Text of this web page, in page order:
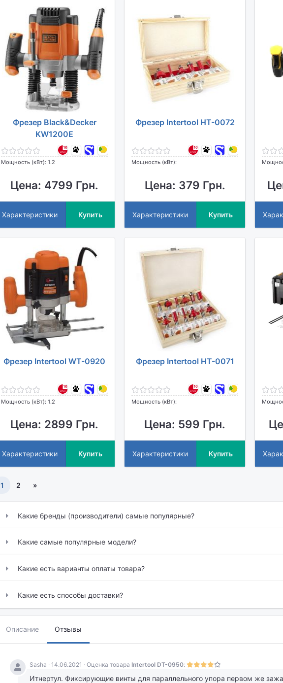
Фрезер Black&Decker
KW1200E
Мощность (кВт): 1.2
Цена: 4799 Грн.
Характеристики Купить
Фрезер Intertool HT-0072
Мощность (кВт):
Цена: 379 Грн.
Характеристики Купить
Фрезер Intertool WT-0920
Мощность (кВт): 1.2
Цена: 2899 Грн.
Характеристики Купить
Фрезер Intertool HT-0071
Мощность (кВт):
Цена: 599 Грн.
Характеристики Купить
1 2 »
Какие бренды (производители) самые популярные?
Какие самые популярные модели?
Какие есть варианты оплаты товара?
Какие есть способы доставки?
Описание Отзывы
Sasha · 14.06.2021 · Оценка товара Intertool DT-0950:
Итнертул. Фиксирующие винты для параллельного упора первом же